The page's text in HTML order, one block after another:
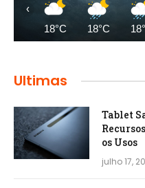
18°C 18°C
‹
Ultimas
Tablet
os Usos
julho 17,